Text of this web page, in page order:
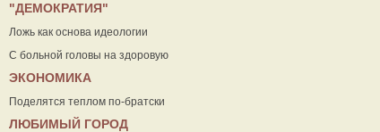
"ДЕМОКРАТИЯ"
Ложь как основа идеологии
С больной головы на здоровую
ЭКОНОМИКА
Поделятся теплом по-братски
ЛЮБИМЫЙ ГОРОД